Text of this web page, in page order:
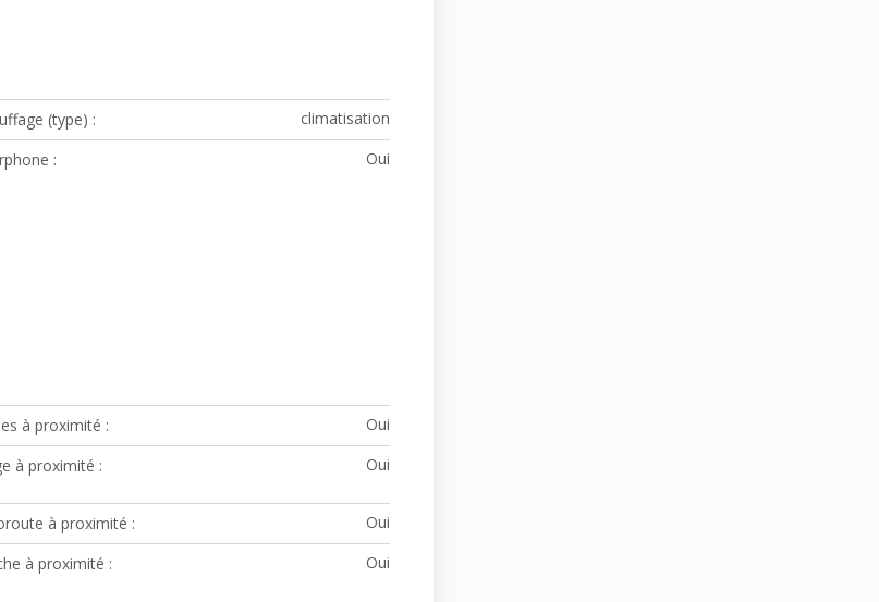
(type)
climatisation
Oui
à proximité
Oui
à proximité Oui
à proximité
Oui
à proximité Oui